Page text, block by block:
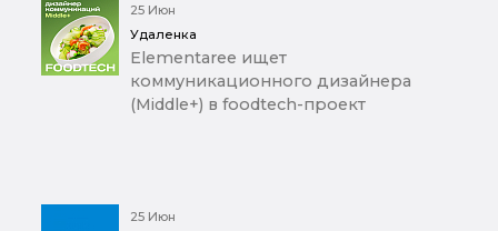
25 Июн
Удаленка
Elementaree ищет
коммуникационного дизайнера
(Middle+) в foodtech-проект
25 Июн